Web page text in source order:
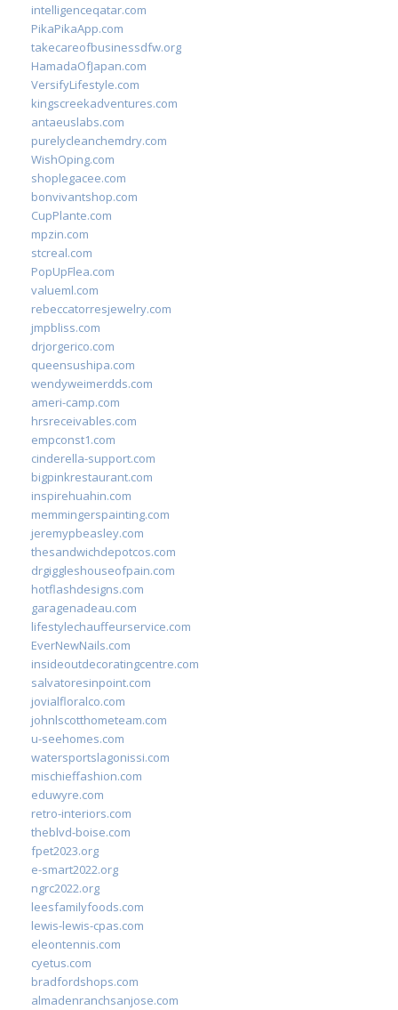
intelligenceqatar.com
PikaPikaApp.com
takecareofbusinessdfw.org
HamadaOfJapan.com
VersifyLifestyle.com
kingscreekadventures.com
antaeuslabs.com
purelycleanchemdry.com
WishOping.com
shoplegacee.com
bonvivantshop.com
CupPlante.com
mpzin.com
stcreal.com
PopUpFlea.com
valueml.com
rebeccatorresjewelry.com
jmpbliss.com
drjorgerico.com
queensushipa.com
wendyweimerdds.com
ameri-camp.com
hrsreceivables.com
empconst1.com
cinderella-support.com
bigpinkrestaurant.com
inspirehuahin.com
memmingerspainting.com
jeremypbeasley.com
thesandwichdepotcos.com
drgiggleshouseofpain.com
hotflashdesigns.com
garagenadeau.com
lifestylechauffeurservice.com
EverNewNails.com
insideoutdecoratingcentre.com
salvatoresinpoint.com
jovialfloralco.com
johnlscotthometeam.com
u-seehomes.com
watersportslagonissi.com
mischieffashion.com
eduwyre.com
retro-interiors.com
theblvd-boise.com
fpet2023.org
e-smart2022.org
ngrc2022.org
leesfamilyfoods.com
lewis-lewis-cpas.com
eleontennis.com
cyetus.com
bradfordshops.com
almadenranchsanjose.com